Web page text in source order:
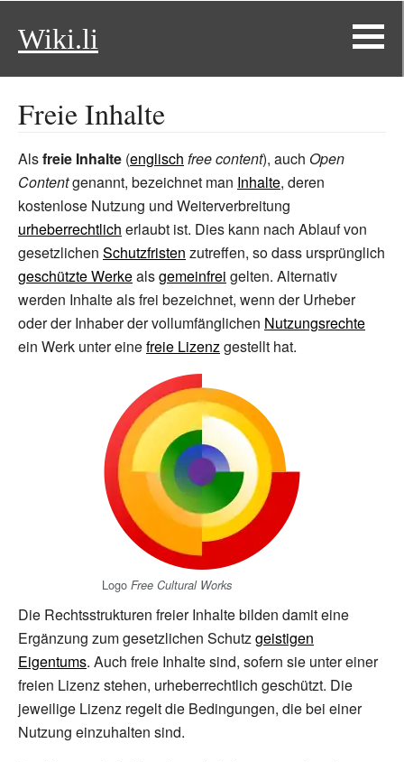
Wiki.li
Freie Inhalte
Alsfreie Inhalte (englisch free content), auch Open
Contentgenannt, bezeichnet man Inhalte, deren
kostenlose Nutzung und Weiterverbreitung
urheberrechtlich erlaubt ist. Dies kann nach Ablauf von
gesetzlichen Schutzfristen zutreffen, so dass ursprünglich
geschützte Werkealsgemeinfrei gelten. Alternativ
werden Inhalte als frei bezeichnet, wenn der Urheber
oder der Inhaber der vollumfänglichen Nutzungsrechte
ein Werk unter einefreie Lizenzgestellt hat.
Logo Free Cultural Works
Die Rechtsstrukturen freier Inhalte bilden damit eine
Ergänzung zum gesetzlichen Schutzgeistigen
Eigentums. Auch freie Inhalte sind, sofern sie unter einer
freien Lizenz stehen, urheberrechtlich geschützt. Die
jeweilige Lizenz regelt die Bedingungen, die bei einer
Nutzung einzuhalten sind.